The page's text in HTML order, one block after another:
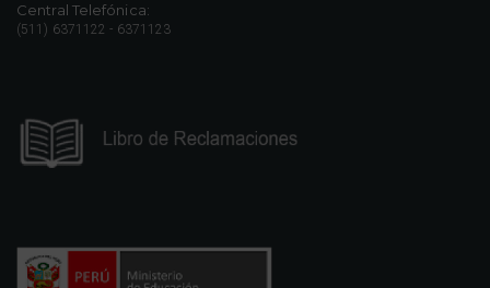
Central Telefónica:
(511) 6371122 - 6371123